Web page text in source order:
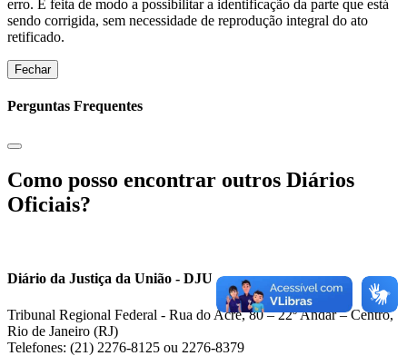
erro. É feita de modo a possibilitar a identificação da parte que está
sendo corrigida, sem necessidade de reprodução integral do ato
retificado.
Fechar
Perguntas Frequentes
Como posso encontrar outros Diários
Oficiais?
Diário da Justiça da União - DJU
Tribunal Regional Federal - Rua do Acre, 80 – 22º Andar – Centro,
Rio de Janeiro (RJ)
Telefones: (21) 2276-8125 ou 2276-8379